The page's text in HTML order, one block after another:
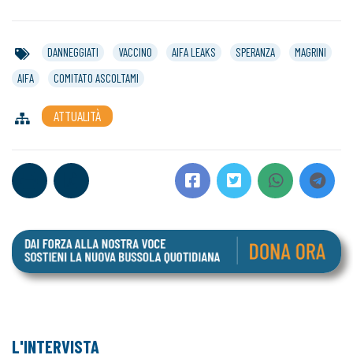
DANNEGGIATI VACCINO AIFA LEAKS SPERANZA
MAGRINI
AIFA
COMITATO ASCOLTAMI
ATTUALITÀ
L'INTERVISTA